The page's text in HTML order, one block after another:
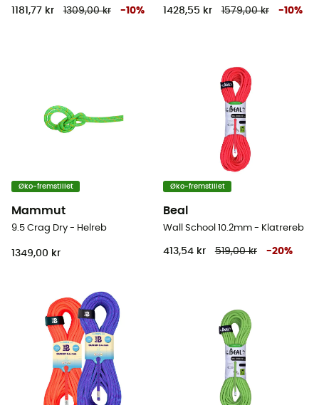
1181,77 kr 1309,00 kr -10% 1428,55 kr 1579,00 kr -10%
Øko-fremstillet
Mammut
9.5 Crag Dry - Helreb
1349,00 kr
Øko-fremstillet
Beal
Wall School 10.2mm - Klatrereb
413,54 kr 519,00 kr -20%